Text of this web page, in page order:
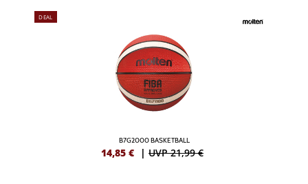
DEAL
B7G2000 BASKETBALL
14,85 € | UVP 21,99 €